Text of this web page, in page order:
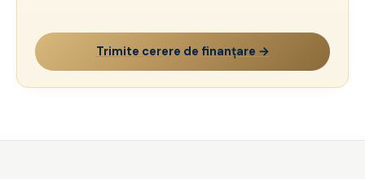
Trimite cerere de finanțare →